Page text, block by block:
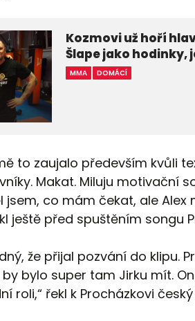
Kozmovi už hoří
Šlape jako hodinky,
MMA DOMÁCÍ
to zaujalo především kvůli
Makat. Miluju motivační
jsem, co mám čekat, ale
ještě před spuštěním songu
že přijal pozvání do klipu.
bylo super tam Jirku mít.
roli,“ řekl k Procházkovi